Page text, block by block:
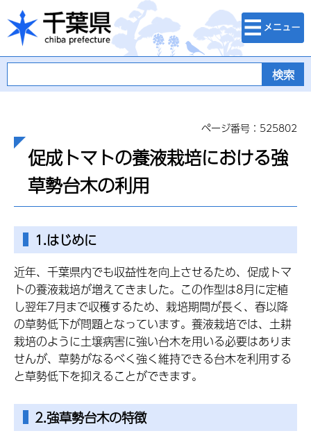
千葉県
検索・メニュ
ー
ページ番号：525802
促成トマトの養液栽培における強
草勢台木の利用
1.はじめに
近年、千葉県内でも収益性を向上させるため、促成トマ
トの養液栽培が増えてきました。この作型は8月に定植
し翌年7月まで収穫するため、栽培期間が長く、春以降
の草勢低下が問題となっています。養液栽培では、土耕
栽培のように土壌病害に強い台木を用いる必要はありま
せんが、草勢がなるべく強く維持できる台木を利用する
と草勢低下を抑えることができます。
2.強草勢台木の特徴